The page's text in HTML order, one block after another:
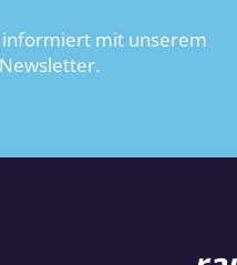
informiert mit unserem